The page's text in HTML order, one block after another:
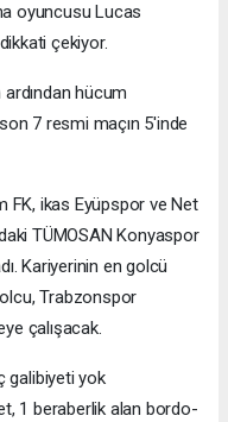
oyuncusu Lucas
çekiyor.
ardından hücum
7 resmi maçın 5'inde
FK, ikas Eyüpspor ve Net
TÜMOSAN Konyaspor
Kariyerinin en golcü
Trabzonspor
çalışacak.
galibiyeti yok
1 beraberlik alan bordo-